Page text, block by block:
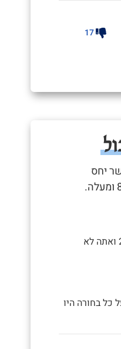
17
יחס
- "נסעתי למנושפסט ב2018 ואתה לא
כל בחורה היו